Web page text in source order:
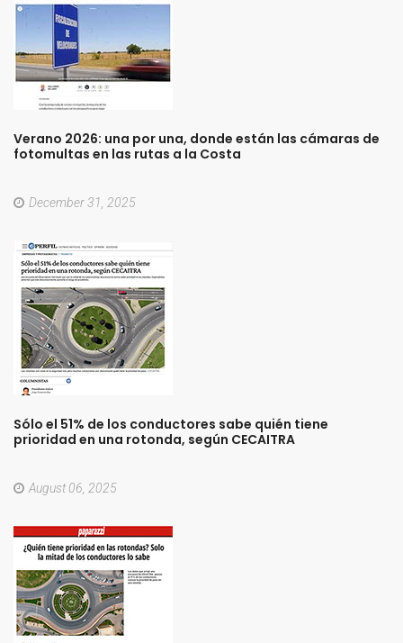
Verano 2026: una por una, donde están las cámaras de
fotomultas en las rutas a la Costa
December 31, 2025
Sólo el 51% de los conductores sabe quién tiene
prioridad en una rotonda, según CECAITRA
August 06, 2025